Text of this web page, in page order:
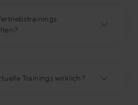
Trainings wirklich?